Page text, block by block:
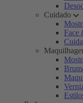
Cuidado
Face